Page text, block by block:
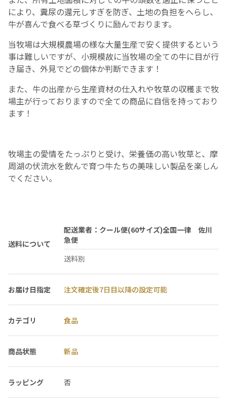
により、糞尿の還元しすぎを防ぎ、土地の負担をへらし、
牛が喜んで食べる草づくりに励んでおります。
当牧場は大規模農場の様な大量生産で安く提供するという
事は難しいですが、小規模故に当牧場の全ての牛に目が行
き届き、外見でどの個体か判断できます！
また、牛の出産から生産資材の仕入れや牧草の収穫まで牧
場主が行っておりますので全ての商品に自信を持っており
ます！
牧場主の愛情をたっぷりと受け、栄養価の高い牧草と、摩
周湖の伏流水を飲んで育つ牛たちの美味しい製品を楽しん
でください。
送料について
配送業者：クール便(60サイズ)全国一律 佐川
急便
送料別
お届け日指定 注文確定後7日目以降の設定可能
カテゴリ 食品
商品状態 新品
ラッピング 否